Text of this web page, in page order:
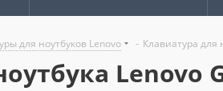
для ноутбуков Lenovo - Клавиатура для
Lenovo